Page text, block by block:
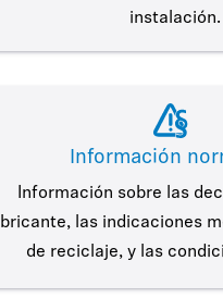
instalación.
Información
Información sobre las
las indicaciones
de reciclaje, y las